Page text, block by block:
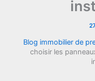
Blog immobilier de
choisir les